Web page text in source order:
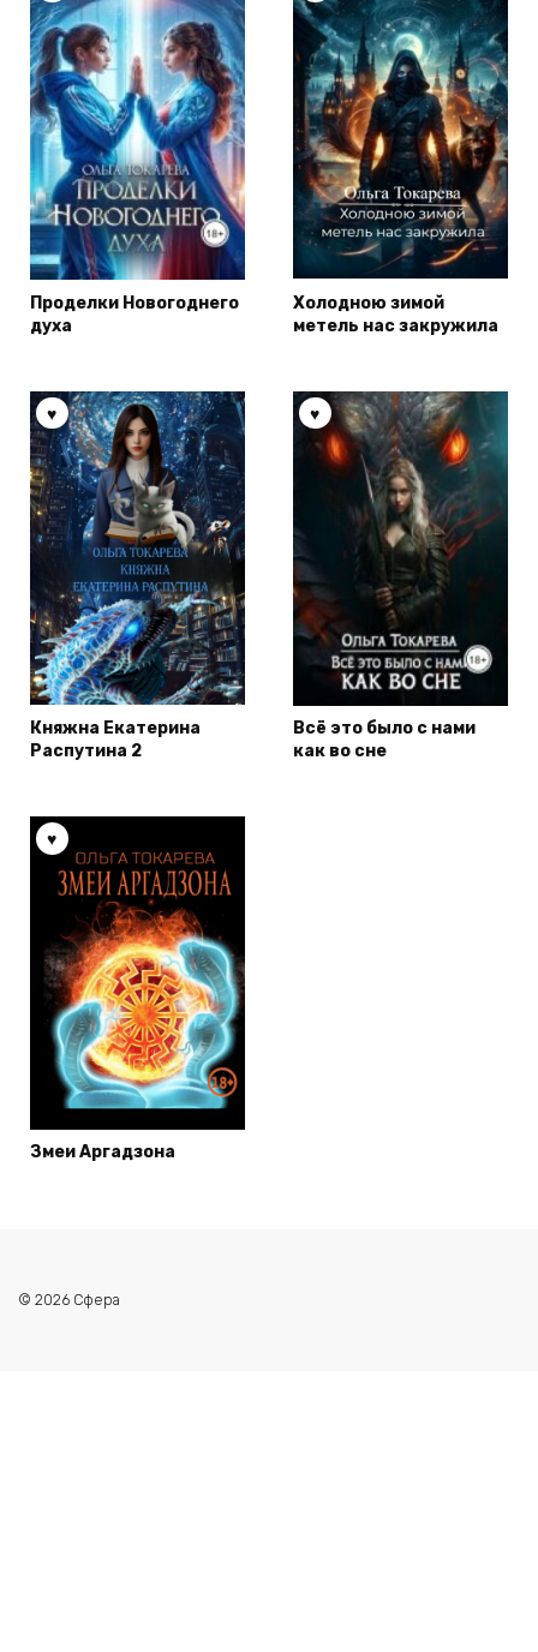
Проделки Новогоднего
духа
Холодною зимой
метель нас закружила
Княжна Екатерина
Распутина 2
Всё это было с нами
как во сне
Змеи Аргадзона
© 2026 Сфера